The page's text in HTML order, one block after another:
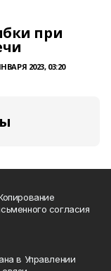
при
2023, 03:20
согласия
в Управлении